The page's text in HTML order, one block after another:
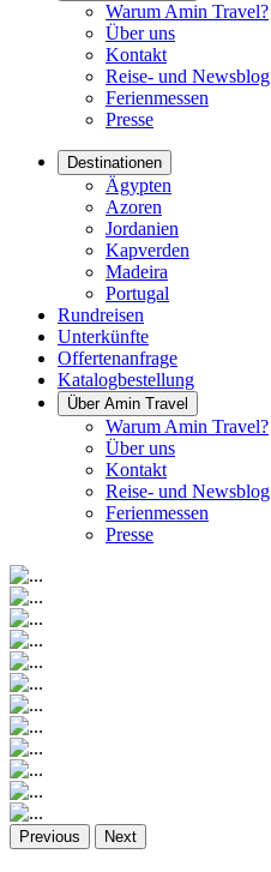
Warum Amin Travel?
Über uns
Kontakt
Reise- und Newsblog
Ferienmessen
Presse
Destinationen
Ägypten
Azoren
Jordanien
Kapverden
Madeira
Portugal
Rundreisen
Unterkünfte
Offertenanfrage
Katalogbestellung
Über Amin Travel
Warum Amin Travel?
Über uns
Kontakt
Reise- und Newsblog
Ferienmessen
Presse
Previous Next